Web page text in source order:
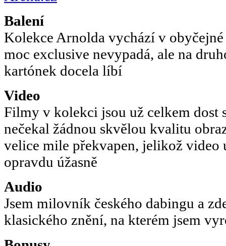
Balení
Kolekce Arnolda vychází v
moc exclusive nevypadá, ale na
kartónek docela líbí
Video
Filmy v kolekci jsou už celkem dost
nečekal žádnou skvělou kvalitu
velice mile překvapen, jelikož video
opravdu úžasně
Audio
Jsem milovník českého dabingu a
klasického znění, na kterém jsem